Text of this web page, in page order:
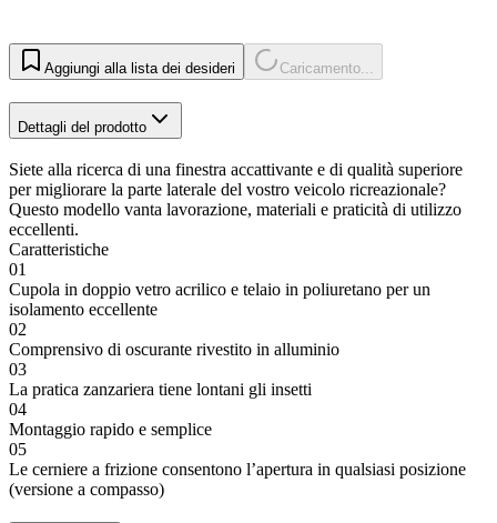
Aggiungi alla lista dei desideri Caricamento...
Dettagli del prodotto
Siete alla ricerca di una finestra accattivante e di qualità superiore
per migliorare la parte laterale del vostro veicolo ricreazionale?
Questo modello vanta lavorazione, materiali e praticità di utilizzo
eccellenti.
Caratteristiche
01
Cupola in doppio vetro acrilico e telaio in poliuretano per un
isolamento eccellente
02
Comprensivo di oscurante rivestito in alluminio
03
La pratica zanzariera tiene lontani gli insetti
04
Montaggio rapido e semplice
05
Le cerniere a frizione consentono l’apertura in qualsiasi posizione
(versione a compasso)